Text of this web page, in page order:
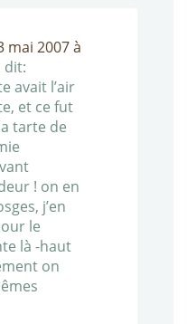
mai 2007 à
dit:
avait l’air
et ce fut
tarte de
! on en
j’en
le
là -haut
on